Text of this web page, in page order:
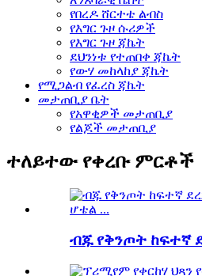
የበረዶ ሸርተቴ ልብስ
የእግር ጉዞ ሱሪዎች
የእግር ጉዞ ጃኬት
ደህንነቱ የተጠበቀ ጃኬት
የውሃ መከላከያ ጃኬት
የሚጋልብ የፈረስ ጃኬት
መታጠቢያ ቤት
የአዋቂዎች መታጠቢያ
የልጆች መታጠቢያ
ተለይተው የቀረቡ ምርቶች
ብጁ የቅንጦት ከፍተኛ